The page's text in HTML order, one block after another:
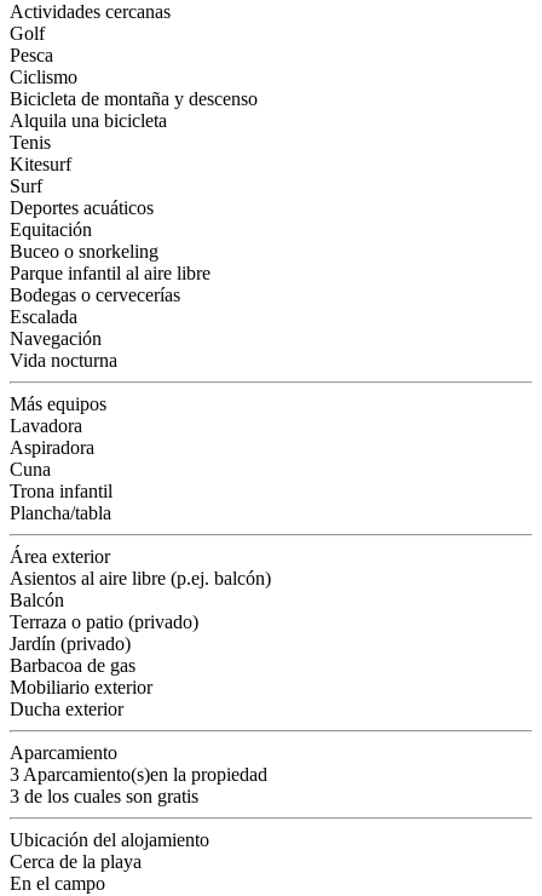
Actividades cercanas
Golf
Pesca
Ciclismo
Bicicleta de montaña y descenso
Alquila una bicicleta
Tenis
Kitesurf
Surf
Deportes acuáticos
Equitación
Buceo o snorkeling
Parque infantil al aire libre
Bodegas o cervecerías
Escalada
Navegación
Vida nocturna
Más equipos
Lavadora
Aspiradora
Cuna
Trona infantil
Plancha/tabla
Área exterior
Asientos al aire libre (p.ej. balcón)
Balcón
Terraza o patio (privado)
Jardín (privado)
Barbacoa de gas
Mobiliario exterior
Ducha exterior
Aparcamiento
3 Aparcamiento(s)en la propiedad
3 de los cuales son gratis
Ubicación del alojamiento
Cerca de la playa
En el campo